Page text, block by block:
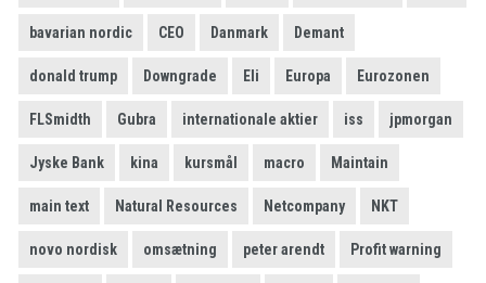
bavarian nordic CEO Danmark Demant
donald trump Downgrade Eli Europa Eurozonen
FLSmidth Gubra internationale aktier iss jpmorgan
Jyske Bank kina kursmål macro Maintain
main text Natural Resources Netcompany NKT
novo nordisk omsætning peter arendt Profit warning